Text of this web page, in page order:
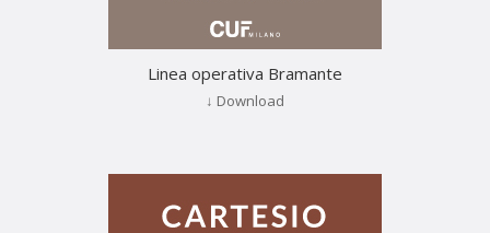
Linea operativa Bramante
↓ Download